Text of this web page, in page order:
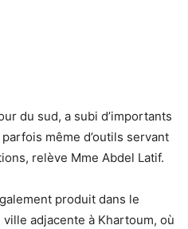
du sud, a subi d’importants
même d’outils servant
relève Mme Abdel Latif.
produit dans le
ville adjacente à Khartoum, où